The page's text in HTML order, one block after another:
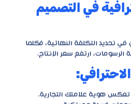
في التصميم
تحديد التكلفة النهائية، فكلما
الرسومات، ارتفع سعر الإنتاج.
تعكس هوية علامتك التجارية.